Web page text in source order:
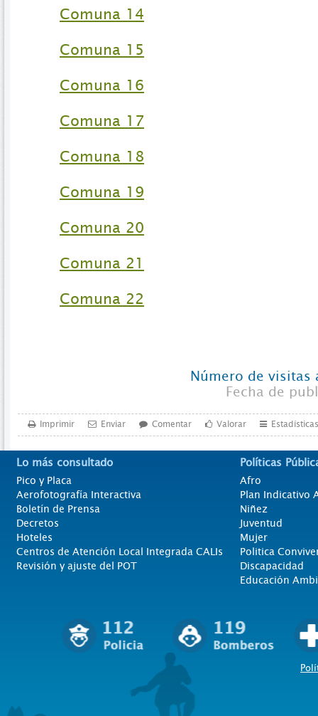
Comuna 14
Comuna 15
Comuna 16
Comuna 17
Comuna 18
Comuna 19
Comuna 20
Comuna 21
Comuna 22
Número de visitas
Fecha de
Imprimir Enviar Comentar Valorar Estadísticas
Lo más consultado
Pico y Placa
Aerofotografía Interactiva
Boletín de Prensa
Decretos
Hoteles
Centros de Atención Local Integrada CALIs
Revisión y ajuste del POT
Políticas
Afro
Plan Indicativo
Niñez
Juventud
Mujer
Politica
Discapacidad
Educación